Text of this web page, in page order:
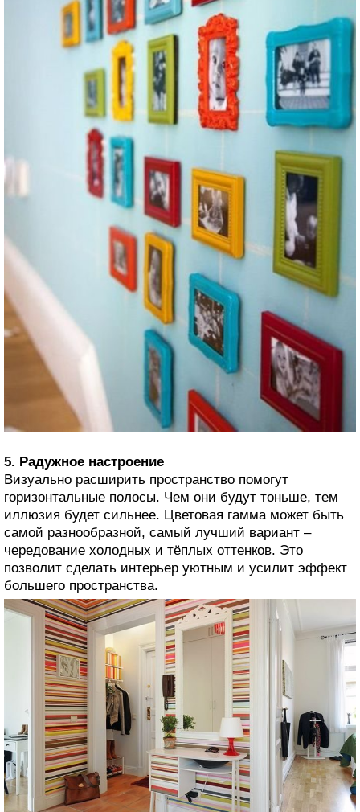
5. Радужное настроение
Визуально расширить пространство помогут
горизонтальные полосы. Чем они будут тоньше, тем
иллюзия будет сильнее. Цветовая гамма может быть
самой разнообразной, самый лучший вариант –
чередование холодных и тёплых оттенков. Это
позволит сделать интерьер уютным и усилит эффект
большего пространства.